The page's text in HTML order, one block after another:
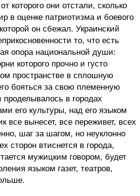
которого они отстали, сколько
в оценке патриотизма и боевого
он сбежал. Украинский
то, что есть
опора национальной души:
которого прочно и густо
пространстве в сплошную
бояться за свою племенную
в городах
его культуры, над его языком
все вынесет, все переживет, всех
шаг за шагом, но неуклонно
сторон втиснется в города,
мужицким говором, будет
языком газет, театров,